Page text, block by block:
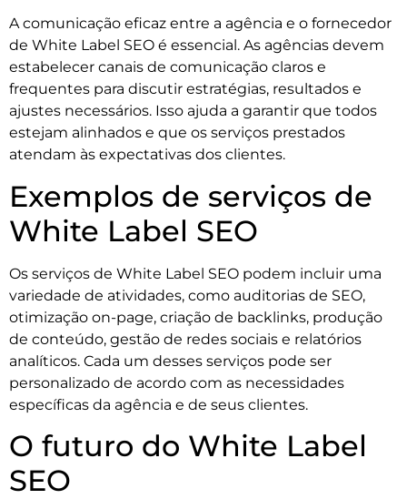
A comunicação eficaz entre a agência e o fornecedor
de White Label SEO é essencial. As agências devem
estabelecer canais de comunicação claros e
frequentes para discutir estratégias, resultados e
ajustes necessários. Isso ajuda a garantir que todos
estejam alinhados e que os serviços prestados
atendam às expectativas dos clientes.
Exemplos de serviços de
White Label SEO
Os serviços de White Label SEO podem incluir uma
variedade de atividades, como auditorias de SEO,
otimização on-page, criação de backlinks, produção
de conteúdo, gestão de redes sociais e relatórios
analíticos. Cada um desses serviços pode ser
personalizado de acordo com as necessidades
específicas da agência e de seus clientes.
O futuro do White Label
SEO